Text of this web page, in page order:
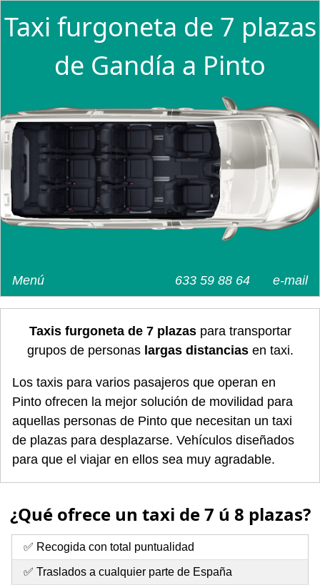
Taxi furgoneta de 7 plazas
de Gandía a Pinto
e-mail
633 59 88 64
Menú
Taxis furgoneta de 7 plazaspara transportar
grupos de personas largas distanciasen taxi.
Los taxis para varios pasajeros que operan en
Pinto ofrecen la mejor solución de movilidad para
aquellas personas de Pinto que necesitan un taxi
de plazas para desplazarse. Vehículos diseñados
para que el viajar en ellos sea muy agradable.
¿Qué ofrece un taxi de 7 ú 8 plazas?
✅ Recogida con total puntualidad
✅ Traslados a cualquier parte de España